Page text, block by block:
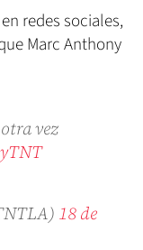
redes sociales,
Marc Anthony
vez
18 de